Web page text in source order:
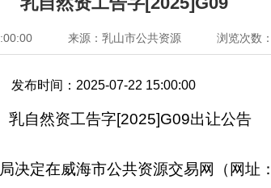
来源：乳山市公共资源 浏览次数：
发布时间：2025-07-22 15:00:00
乳自然资工告字[2025]G09出让公告
决定在威海市公共资源交易网（网址：